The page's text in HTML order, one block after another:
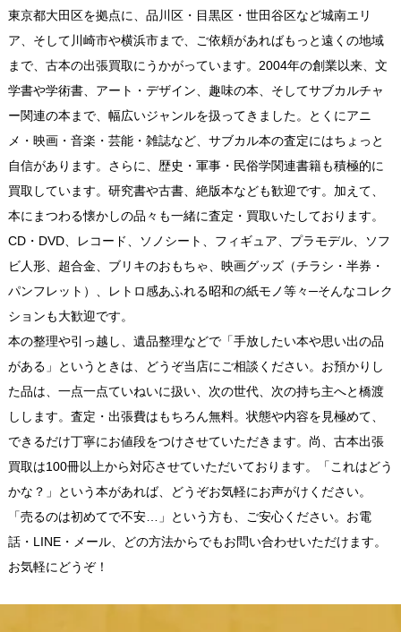
東京都大田区を拠点に、品川区・目黒区・世田谷区など城南エリ
ア、そして川崎市や横浜市まで、ご依頼があればもっと遠くの地域
まで、古本の出張買取にうかがっています。2004年の創業以来、文
学書や学術書、アート・デザイン、趣味の本、そしてサブカルチャ
ー関連の本まで、幅広いジャンルを扱ってきました。とくにアニ
メ・映画・音楽・芸能・雑誌など、サブカル本の査定にはちょっと
自信があります。さらに、歴史・軍事・民俗学関連書籍も積極的に
買取しています。研究書や古書、絶版本なども歓迎です。加えて、
本にまつわる懐かしの品々も一緒に査定・買取いたしております。
CD・DVD、レコード、ソノシート、フィギュア、プラモデル、ソフ
ビ人形、超合金、ブリキのおもちゃ、映画グッズ（チラシ・半券・
パンフレット）、レトロ感あふれる昭和の紙モノ等々─そんなコレク
ションも大歓迎です。
本の整理や引っ越し、遺品整理などで「手放したい本や思い出の品
がある」というときは、どうぞ当店にご相談ください。お預かりし
た品は、一点一点ていねいに扱い、次の世代、次の持ち主へと橋渡
しします。査定・出張費はもちろん無料。状態や内容を見極めて、
できるだけ丁寧にお値段をつけさせていただきます。尚、古本出張
買取は100冊以上から対応させていただいております。「これはどう
かな？」という本があれば、どうぞお気軽にお声がけください。
「売るのは初めてで不安…」という方も、ご安心ください。お電
話・LINE・メール、どの方法からでもお問い合わせいただけます。
お気軽にどうぞ！